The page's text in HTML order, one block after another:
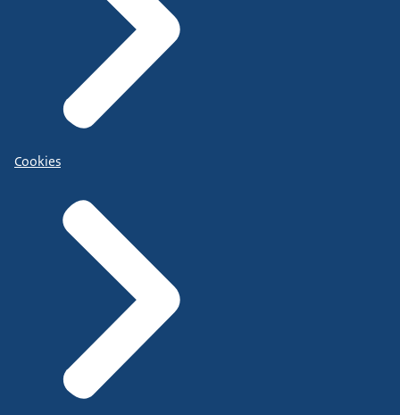
Cookies